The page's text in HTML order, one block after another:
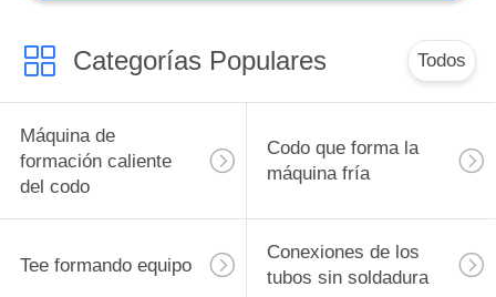
dobladora de tubo
hidráulica
9
Categorías Populares Todos
Máquina de
formación caliente
del codo
Codo que forma la
máquina fría
Tee formando equipo
Conexiones de los
tubos sin soldadura